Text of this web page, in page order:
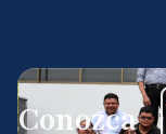
Conozca